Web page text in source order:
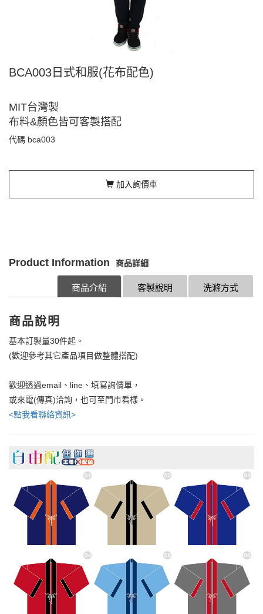
BCA003日式和服(花布配色)
MIT台灣製
布料&顏色皆可客製搭配
代碼 bca003
加入詢價車
Product Information 商品詳細
洗滌方式
客製說明
商品介紹
商品說明
基本訂製量30件起。
(歡迎參考其它產品項目做整體搭配)
歡迎透過email、line、填寫詢價單，
或來電(傳真)洽詢，也可至門市看樣。
<點我看聯絡資訊>